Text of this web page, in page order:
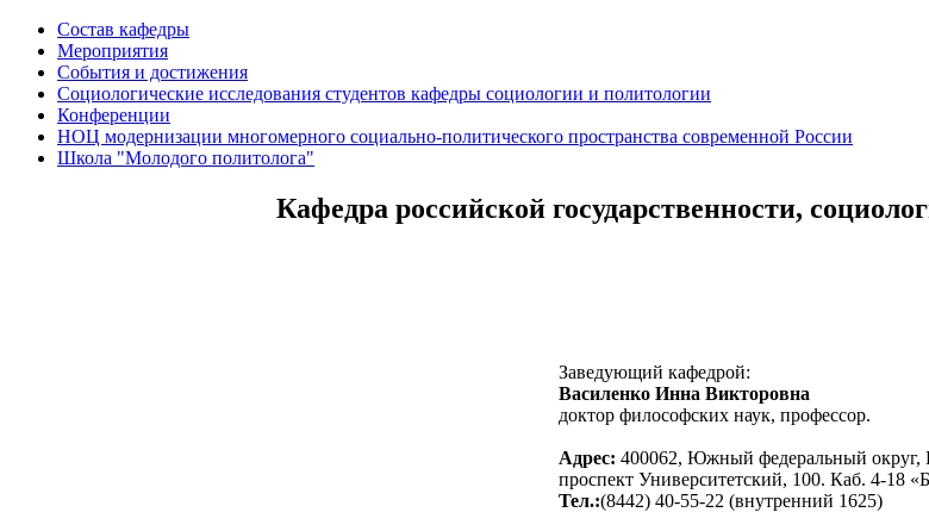
Состав кафедры
Мероприятия
События и достижения
Социологические исследования студентов кафедры социологии и политологии
Конференции
НОЦ модернизации многомерного социально-политического пространства современной России
Школа "Молодого политолога"
Кафедра российской государственности,
Заведующий кафедрой:
Василенко Инна Викторовна
доктор философских наук, профессор.
Адрес: 400062, Южный федеральный округ,
проспект Университетский, 100. Каб. 4-18
Тел.:(8442) 40-55-22 (внутренний 1625)